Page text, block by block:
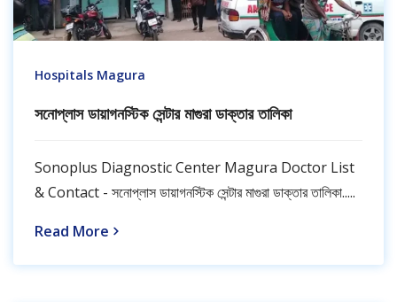
Hospitals Magura
সনোপ্লাস ডায়াগনস্টিক সেন্টার মাগুরা ডাক্তার তালিকা
Sonoplus Diagnostic Center Magura Doctor List
& Contact - সনোপ্লাস ডায়াগনস্টিক সেন্টার মাগুরা ডাক্তার তালিকা.....
Read More